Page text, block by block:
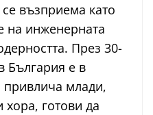
възприема като
на инженерната
През 30-
България е в
привлича млади,
хора, готови да